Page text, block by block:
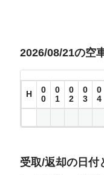
2026/08/21の空
H
0
0
0
1
0
2
0
3
0
4
受取/返却の日付